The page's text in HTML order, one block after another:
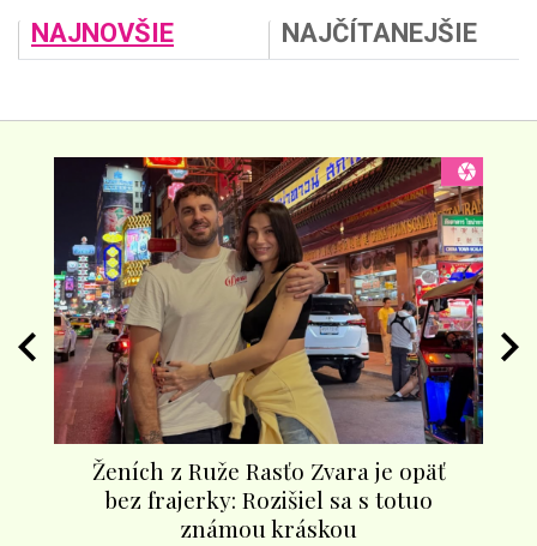
NAJNOVŠIE NAJČÍTANEJŠIE
Ženích z Ruže Rasťo Zvara je opäť
bez frajerky: Rozišiel sa s totuo
známou kráskou